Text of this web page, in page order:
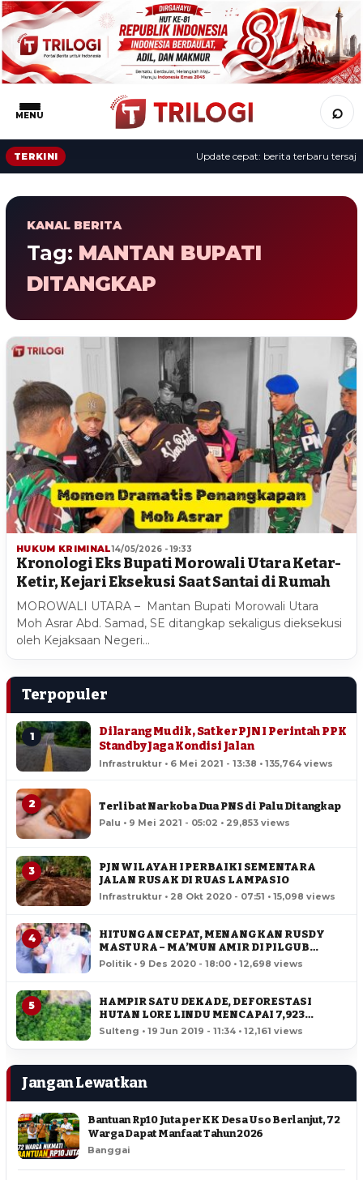
MENU ⌕
TERKINI Update cepat: berita terbaru tersaji
KANAL BERITA
Tag: MANTAN BUPATI
DITANGKAP
HUKUM KRIMINAL14/05/2026 - 19:33
Kronologi Eks Bupati Morowali Utara Ketar-
Ketir, Kejari Eksekusi Saat Santai di Rumah
MOROWALI UTARA – Mantan Bupati Morowali Utara
Moh Asrar Abd. Samad, SE ditangkap sekaligus dieksekusi
oleh Kejaksaan Negeri…
Terpopuler
1
Dilarang Mudik, Satker PJN I Perintah PPK
Standby Jaga Kondisi Jalan
Infrastruktur • 6 Mei 2021 - 13:38 • 135,764 views
2 Terlibat Narkoba Dua PNS di Palu Ditangkap
Palu • 9 Mei 2021 - 05:02 • 29,853 views
3
PJN WILAYAH I PERBAIKI SEMENTARA
JALAN RUSAK DI RUAS LAMPASIO
Infrastruktur • 28 Okt 2020 - 07:51 • 15,098 views
4
HITUNGAN CEPAT, MENANGKAN RUSDY
MASTURA – MA’MUN AMIR DI PILGUB
SULTENG
Politik • 9 Des 2020 - 18:00 • 12,698 views
5
HAMPIR SATU DEKADE, DEFORESTASI
HUTAN LORE LINDU MENCAPAI 7,923
HEKTAR
Sulteng • 19 Jun 2019 - 11:34 • 12,161 views
Jangan Lewatkan
Bantuan Rp10 Juta per KK Desa Uso Berlanjut, 72
Warga Dapat Manfaat Tahun 2026
Banggai